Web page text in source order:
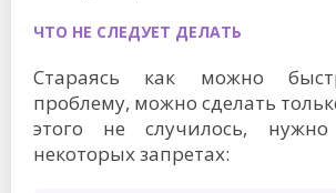
ЧТО НЕ СЛЕДУЕТ ДЕЛАТЬ
Стараясь как можно
проблему, можно сделать
этого не случилось,
некоторых запретах: